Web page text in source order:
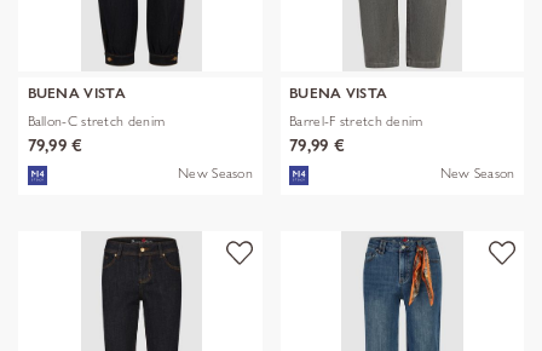
BUENA VISTA
Ballon-C stretch denim
79,99 €
New Season
BUENA VISTA
Barrel-F stretch denim
79,99 €
New Season